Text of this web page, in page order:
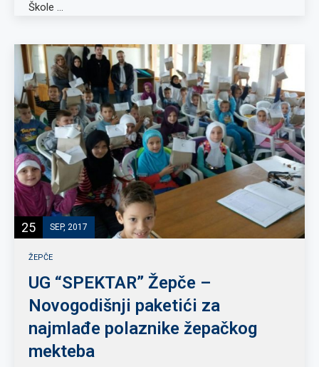
Škole …
25 SEP, 2017
ŽEPČE
UG “SPEKTAR” Žepče –
Novogodišnji paketići za
najmlađe polaznike žepačkog
mekteba